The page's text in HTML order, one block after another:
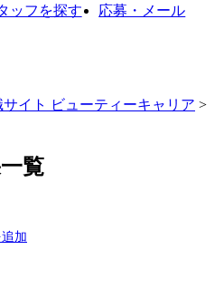
ッフを探す 応募・メール
イト ビューティーキャリア >
覧
加